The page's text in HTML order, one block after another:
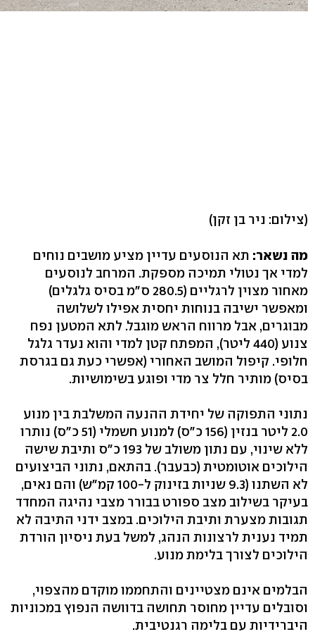
(צילום: ניר בן זקן)
מה נשאר: תא הנוסעים עדיין מציע מושבים נוחים
למדי אך נטולי תמיכה מספקת. המרחב לנוסעים
מאחור מצוין לרגליים (280.5 ס"מ בסיס גלגלים)
ומאפשר ישיבה בנוחות יחסית אפילו לשלושה
מבוגרים, אבל מרווח הראש מוגבל. לתא המטען נפח
צנוע (440 ליטר), המפתח קטן למדי והוא נעדר גלגל
חלופי. קיפול המושב האחורי (אפשרי כעת גם בגרסת
בסיס) מותיר חלל צר מדי ופוגע בשימושיות.
נתוני התפוקה של יחידת ההנעה המשלבת בין מנוע
2.0 ליטר בנזין (156 כ"ס) למנוע חשמלי (51 כ"ס) נותרו
ללא שינוי, עם נתון משולב של 193 כ"ס ותיבת שישה
הילוכים אוטומטית (כבעבר). בהתאם, נתוני הביצועים
לא השתנו (9.3 שניות בזינוק ל-100 קמ"ש) והם נאים,
בעיקר בשילוב מצב ספורט בבורר מצבי נהיגה המחדד
תגובות מצערת ותיבת הילוכים. במצב ידני התיבה לא
תמיד נענית לרצונות הנהג, למשל בעת ניסיון הורדת
הילוכים לצורך בלימת מנוע.
הבלמים אינם מצטיינים והתחממו מוקדם מהצפוי,
וסובלים עדיין מחוסר תחושה בדוושה הנפוץ במכוניות
היברידיות עם בלימה רגנטיבית.